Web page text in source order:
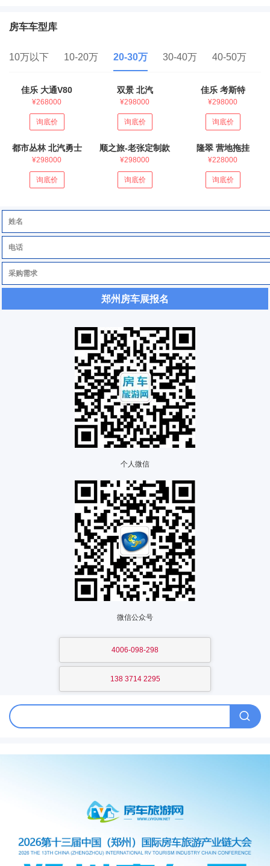
房车车型库
10万以下 10-20万 20-30万 30-40万 40-50万
佳乐 大通V80
¥268000
询底价
双景 北汽
¥298000
询底价
佳乐 考斯特
¥298000
询底价
都市丛林 北汽勇士
¥298000
询底价
顺之旅-老张定制款
¥298000
询底价
隆翠 营地拖挂
¥228000
询底价
郑州房车展报名
个人微信
微信公众号
4006-098-298
138 3714 2295